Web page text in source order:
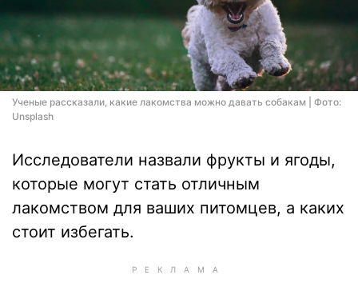
Ученые рассказали, какие лакомства можно давать собакам | Фото:
Unsplash
Исследователи назвали фрукты и ягоды,
которые могут стать отличным
лакомством для ваших питомцев, а каких
стоит избегать.